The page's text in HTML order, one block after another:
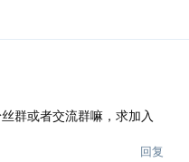
群或者交流群嘛，求加入
回复